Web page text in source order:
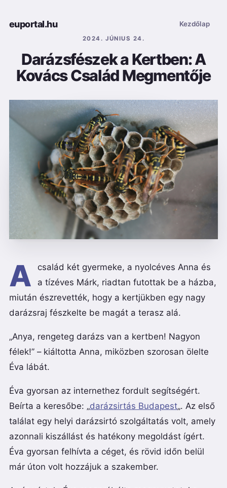
euportal.hu Kezdőlap
2024. JÚNIUS 24.
Darázsfészek a Kertben: A
Kovács Család Megmentője
A
család két gyermeke, a nyolcéves Anna és
a tízéves Márk, riadtan futottak be a házba,
miután észrevették, hogy a kertjükben egy nagy
darázsraj fészkelte be magát a terasz alá.
„Anya, rengeteg darázs van a kertben! Nagyon
félek!” – kiáltotta Anna, miközben szorosan ölelte
Éva lábát.
Éva gyorsan az internethez fordult segítségért.
Beírta a keresőbe: „darázsirtás Budapest„. Az első
találat egy helyi darázsirtó szolgáltatás volt, amely
azonnali kiszállást és hatékony megoldást ígért.
Éva gyorsan felhívta a céget, és rövid időn belül
már úton volt hozzájuk a szakember.